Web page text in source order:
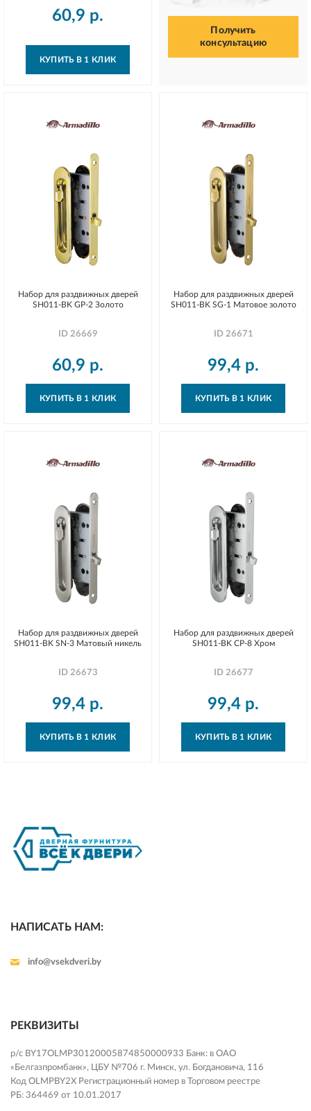
60,9 р.
КУПИТЬ В 1 КЛИК
Получить
консультацию
Набор для раздвижных дверей
SH011-BK GP-2 Золото
ID 26669
60,9 р.
КУПИТЬ В 1 КЛИК
Набор для раздвижных дверей
SH011-BK SG-1 Матовое золото
ID 26671
99,4 р.
КУПИТЬ В 1 КЛИК
Набор для раздвижных дверей
SH011-BK SN-3 Матовый никель
ID 26673
99,4 р.
КУПИТЬ В 1 КЛИК
Набор для раздвижных дверей
SH011-BK СP-8 Хром
ID 26677
99,4 р.
КУПИТЬ В 1 КЛИК
НАПИСАТЬ НАМ:
info@vsekdveri.by
РЕКВИЗИТЫ
р/с BY17OLMP30120005874850000933 Банк: в ОАО
«Белгазпромбанк», ЦБУ №706 г. Минск, ул. Богдановича, 116
Код OLMPBY2X Регистрационный номер в Торговом реестре
РБ: 364469 от 10.01.2017